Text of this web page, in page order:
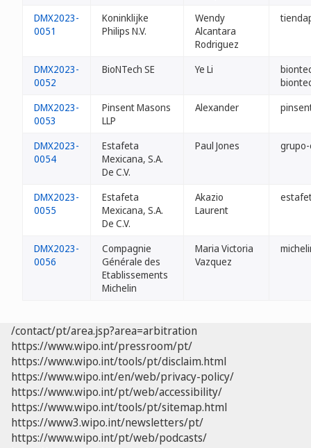
DMX2023-
0051
Koninklijke
Philips N.V.
Wendy
Alcantara
Rodriguez
DMX2023-
0052
BioNTech SE Ye Li
DMX2023-
0053
Pinsent Masons
LLP
Alexander
DMX2023-
0054
Estafeta
Mexicana, S.A.
De C.V.
Paul Jones
DMX2023-
0055
Estafeta
Mexicana, S.A.
De C.V.
Akazio
Laurent
DMX2023-
0056
Compagnie
Générale des
Etablissements
Michelin
Maria Victoria
Vazquez
/contact/pt/area.jsp?area=arbitration
https://www.wipo.int/pressroom/pt/
https://www.wipo.int/tools/pt/disclaim.html
https://www.wipo.int/en/web/privacy-policy/
https://www.wipo.int/pt/web/accessibility/
https://www.wipo.int/tools/pt/sitemap.html
https://www3.wipo.int/newsletters/pt/
https://www.wipo.int/pt/web/podcasts/